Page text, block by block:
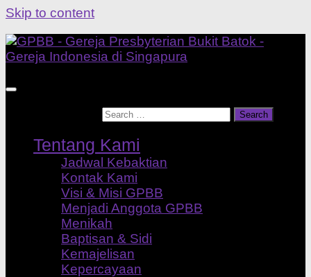
Skip to content
Tentang Kami
Jadwal Kebaktian
Kontak Kami
Visi & Misi GPBB
Menjadi Anggota GPBB
Menikah
Baptisan & Sidi
Kemajelisan
Kepercayaan